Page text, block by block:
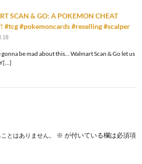
SCAN & GO: A POKEMON CHEAT
#tcg #pokemoncards #reselling #scalper
gonna be mad about this… Walmart Scan & Go let us
とはありません。 ※ が付いている欄は必須項